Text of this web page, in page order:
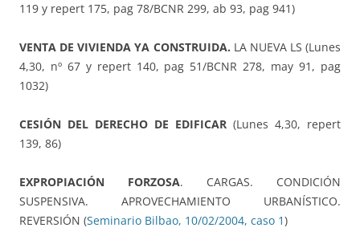
119 y repert 175, pag 78/BCNR 299, ab 93, pag 941)
VENTA DE VIVIENDA YA CONSTRUIDA. LA NUEVA LS (Lunes
4,30, nº 67 y repert 140, pag 51/BCNR 278, may 91, pag
1032)
CESIÓN DEL DERECHO DE EDIFICAR (Lunes 4,30, repert
139, 86)
EXPROPIACIÓN FORZOSA. CARGAS. CONDICIÓN
SUSPENSIVA. APROVECHAMIENTO URBANÍSTICO.
REVERSIÓN (Seminario Bilbao, 10/02/2004, caso 1)